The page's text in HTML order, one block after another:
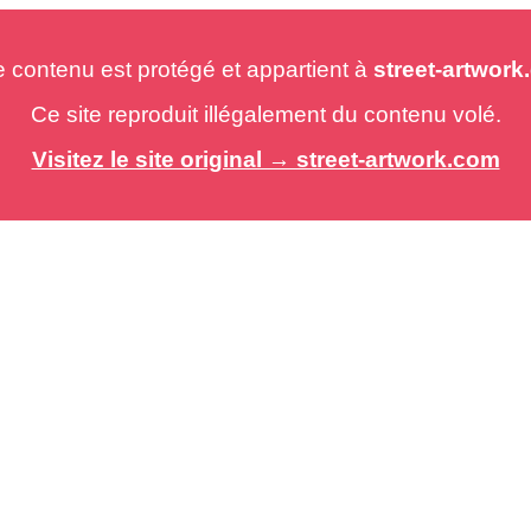
est protégé et appartient à street-
Ce site reproduit illégalement du contenu volé.
Visitez le site original → street-artwork.com